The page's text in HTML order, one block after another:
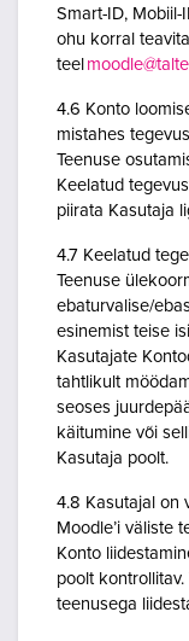
Smart-ID,
ohu korral
teel
4.6 Konto
mistahes
Teenuse
Keelatud
piirata Kasutaja
4.7 Keelatud
Teenuse
ebaturvalise/
esinemist teise
Kasutajate
tahtlikult
seoses
käitumine või
Kasutaja poolt.
4.8 Kasutajal on
Moodle’i väliste
Konto
poolt
teenusega